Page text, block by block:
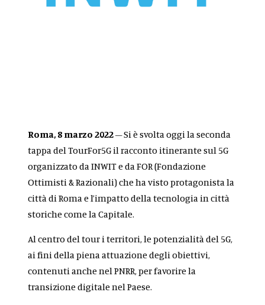
Roma, 8 marzo 2022– Si è svolta oggi la seconda
tappa del TourFor5G il racconto itinerante sul 5G
organizzato da INWIT e da FOR (Fondazione
Ottimisti & Razionali) che ha visto protagonista la
città di Roma e l’impatto della tecnologia in città
storiche come la Capitale.
Al centro del tour i territori, le potenzialità del 5G,
ai fini della piena attuazione degli obiettivi,
contenuti anche nel PNRR, per favorire la
transizione digitale nel Paese.